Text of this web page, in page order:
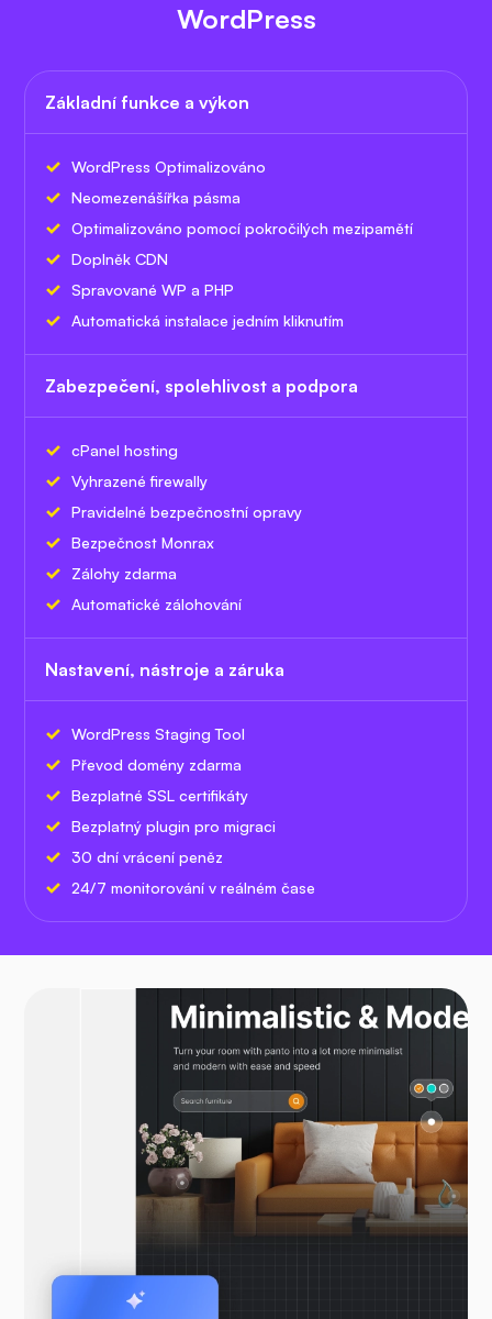
WordPress
Základní funkce a výkon
WordPress Optimalizováno
Neomezenášířka pásma
Optimalizováno pomocí pokročilých mezipamětí
Doplněk CDN
Spravované WP a PHP
Automatická instalace jedním kliknutím
Zabezpečení, spolehlivost a podpora
cPanel hosting
Vyhrazené firewally
Pravidelné bezpečnostní opravy
Bezpečnost Monrax
Zálohy zdarma
Automatické zálohování
Nastavení, nástroje a záruka
WordPress Staging Tool
Převod domény zdarma
Bezplatné SSL certifikáty
Bezplatný plugin pro migraci
30 dní vrácení peněz
24/7 monitorování v reálném čase